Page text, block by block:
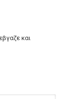
και